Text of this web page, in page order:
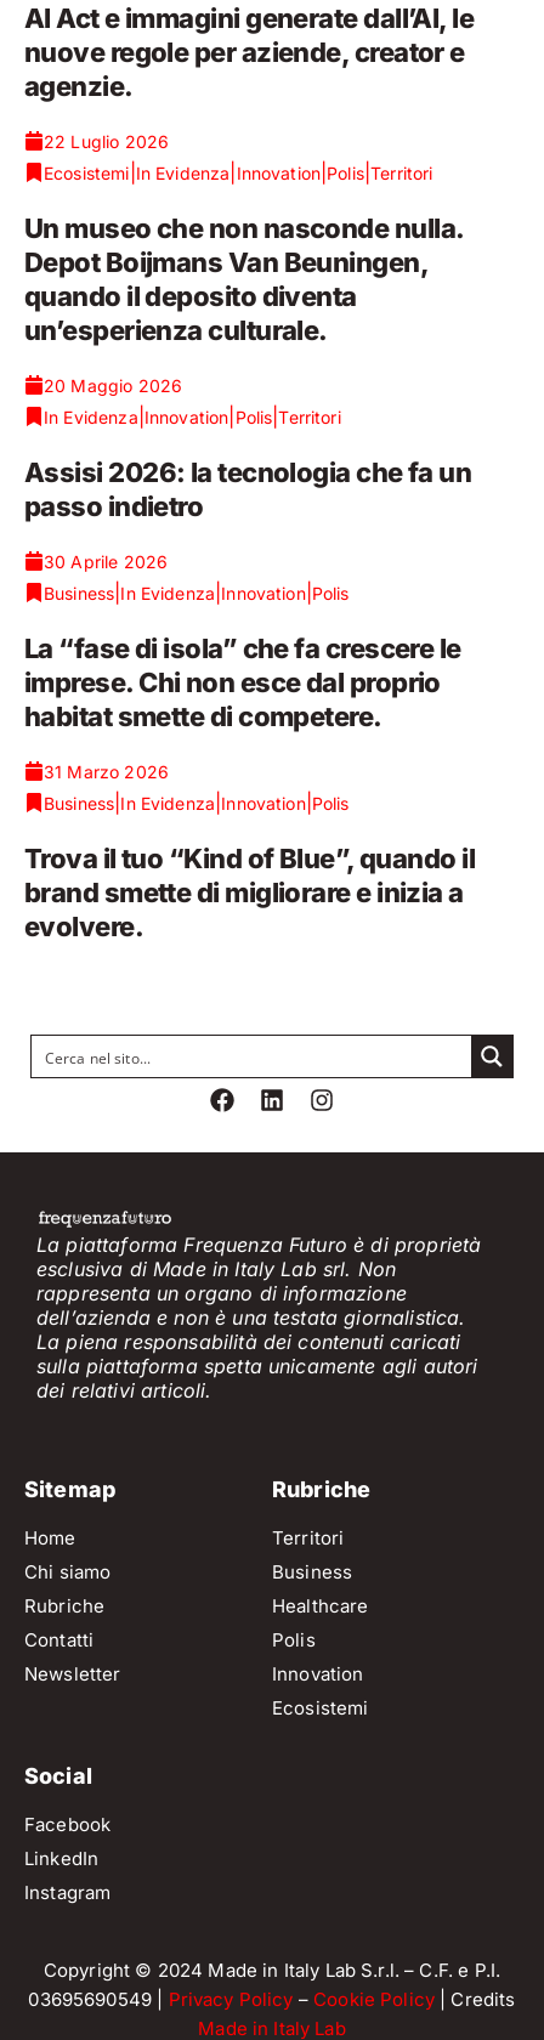
AI Act e immagini generate dall’AI, le
nuove regole per aziende, creator e
agenzie.
22 Luglio 2026
Ecosistemi In Evidenza Innovation Polis|Territori
Un museo che non nasconde nulla.
Depot Boijmans Van Beuningen,
quando il deposito diventa
un’esperienza culturale.
20 Maggio 2026
In Evidenza Innovation Polis |Territori
Assisi 2026: la tecnologia che fa un
passo indietro
30 Aprile 2026
Business In Evidenza Innovation| Polis
La “fase di isola” che fa crescere le
imprese. Chi non esce dal proprio
habitat smette di competere.
31 Marzo 2026
Business In Evidenza Innovation| Polis
Trova il tuo “Kind of Blue”, quando il
brand smette di migliorare e inizia a
evolvere.
La piattaforma Frequenza Futuro è di proprietà
esclusiva di Made in Italy Lab srl. Non
rappresenta un organo di informazione
dell’azienda e non è una testata giornalistica.
La piena responsabilità dei contenuti caricati
sulla piattaforma spetta unicamente agli autori
dei relativiarticoli.
Sitemap
Home
Chi siamo
Rubriche
Contatti
Newsletter
Rubriche
Territori
Business
Healthcare
Polis
Innovation
Ecosistemi
Social
Facebook
LinkedIn
Instagram
Copyright © 2024 Made in Italy Lab S.r.l. – C.F. e P.I.
03695690549 | Privacy Policy – Cookie Policy | Credits
Made in Italy Lab